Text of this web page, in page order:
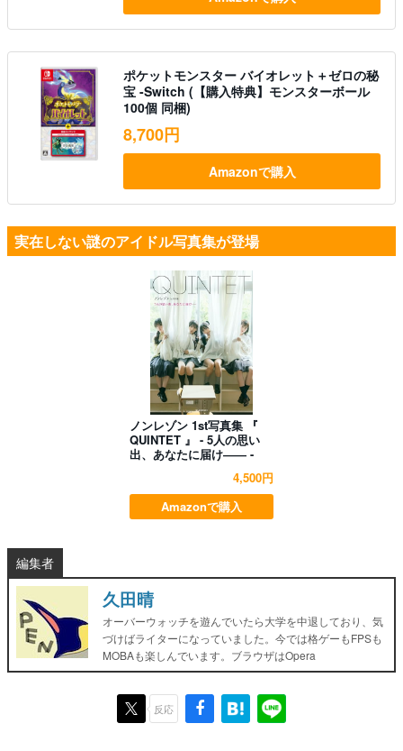
ポケットモンスター バイオレット＋ゼロの秘
宝 -Switch (【購入特典】モンスターボール
100個 同梱)
8,700円
Amazonで購入
実在しない謎のアイドル写真集が登場
ノンレゾン 1st写真集 『
QUINTET 』 - 5人の思い
出、あなたに届け―― -
4,500円
Amazonで購入
編集者
久田晴
オーバーウォッチを遊んでいたら大学を中退しており、気
づけばライターになっていました。今では格ゲーもFPSも
MOBAも楽しんでいます。ブラウザはOpera
反応